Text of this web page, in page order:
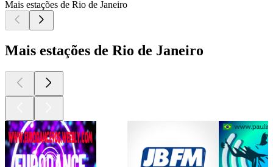
Mais estações de Rio de Janeiro
Mais estações de Rio de Janeiro